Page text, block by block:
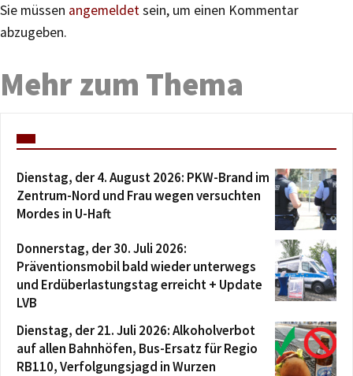
Sie müssen angemeldetsein, um einen Kommentar
abzugeben.
Mehr zum Thema
Dienstag, der 4. August 2026: PKW-Brand im
Zentrum-Nord und Frau wegen versuchten
Mordes in U-Haft
Donnerstag, der 30. Juli 2026:
Präventionsmobil bald wieder unterwegs
und Erdüberlastungstag erreicht + Update
LVB
Dienstag, der 21. Juli 2026: Alkoholverbot
auf allen Bahnhöfen, Bus-Ersatz für Regio
RB110, Verfolgungsjagd in Wurzen